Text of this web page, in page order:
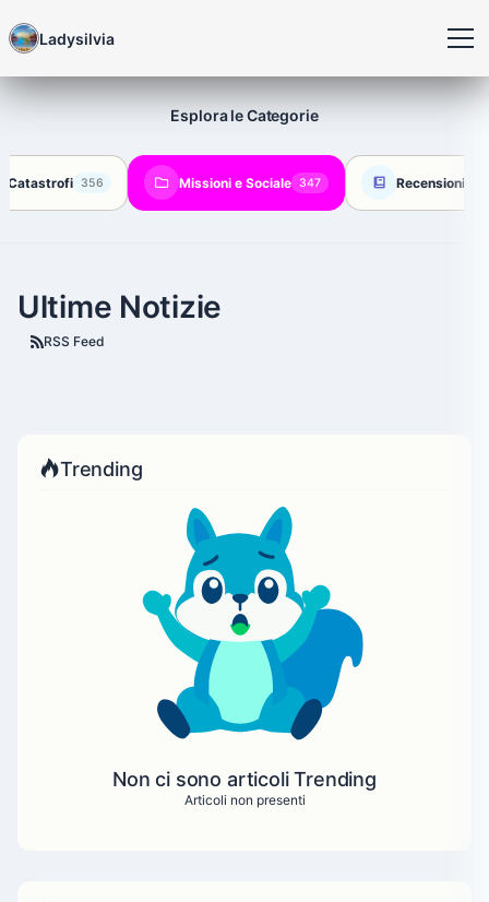
Ladysilvia
Esplora le Categorie
Catastrofi 356 Missioni e Sociale 347 Recensioni/
Ultime Notizie
RSS Feed
Trending
Non ci sono articoli Trending
Articoli non presenti